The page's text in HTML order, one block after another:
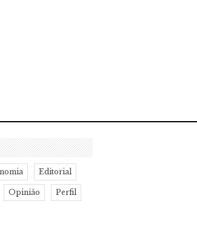
Editorial
Opinião Perfil